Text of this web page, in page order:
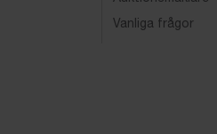
Vanliga frågor